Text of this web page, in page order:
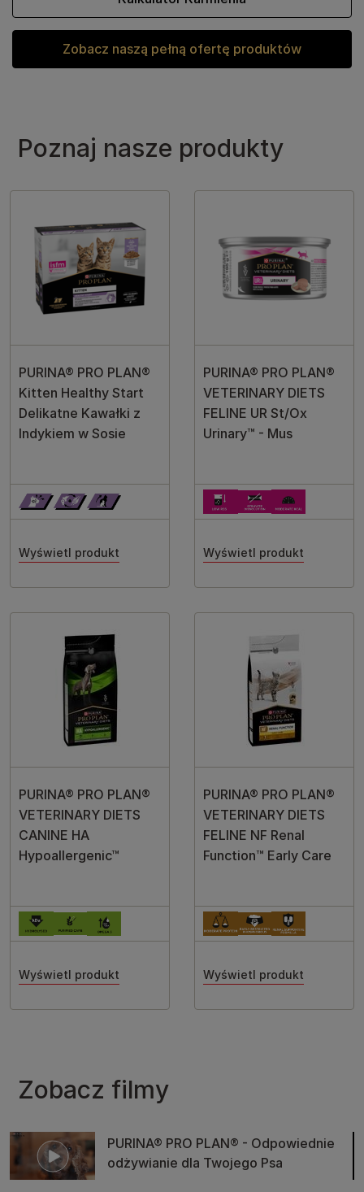
Zobacz naszą pełną ofertę produktów
Poznaj nasze produkty
PURINA® PRO PLAN®
Kitten Healthy Start
Delikatne Kawałki z
Indykiem w Sosie
Wyświetl produkt
PURINA® PRO PLAN®
VETERINARY DIETS
FELINE UR St/Ox
Urinary™ - Mus
Wyświetl produkt
PURINA® PRO PLAN®
VETERINARY DIETS
CANINE HA
Hypoallergenic™
Wyświetl produkt
PURINA® PRO PLAN®
VETERINARY DIETS
FELINE NF Renal
Function™ Early Care
Wyświetl produkt
Zobacz filmy
PURINA® PRO PLAN® - Odpowiednie
odżywianie dla Twojego Psa